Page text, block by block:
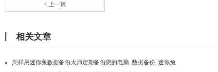
< 上一篇
相关文章
怎样用迷你兔数据备份大师定期备份您的电脑_数据备份_迷你兔